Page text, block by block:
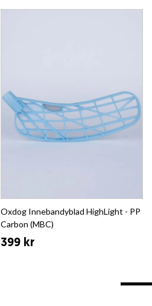
Oxdog Innebandyblad HighLight - PP
Carbon (MBC)
399 kr